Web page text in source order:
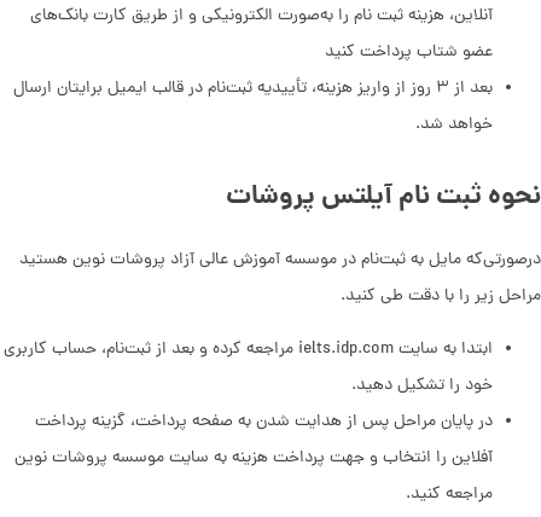
آنلاین، هزینه ثبت نام را به‌صورت الکترونیکی و از طریق کارت بانک‌های
عضو شتاب پرداخت کنید
بعد از ۳ روز از واریز هزینه، تأییدیه ثبت‌نام در قالب ایمیل برایتان ارسال
خواهد شد.
نحوه ثبت نام آیلتس پروشات
درصورتی‌که مایل به ثبت‌نام در موسسه آموزش عالی آزاد پروشات نوین هستید
مراحل زیر را با دقت طی کنید.
ابتدا به سایت ielts.idp.com مراجعه کرده و بعد از ثبت‌نام، حساب کاربری
خود را تشکیل دهید.
در پایان مراحل پس از هدایت شدن به صفحه پرداخت، گزینه پرداخت
آفلاین را انتخاب و جهت پرداخت هزینه به سایت موسسه پروشات نوین
مراجعه کنید.